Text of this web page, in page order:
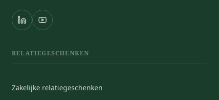
RELATIEGESCHENKEN
Zakelijke relatiegeschenken